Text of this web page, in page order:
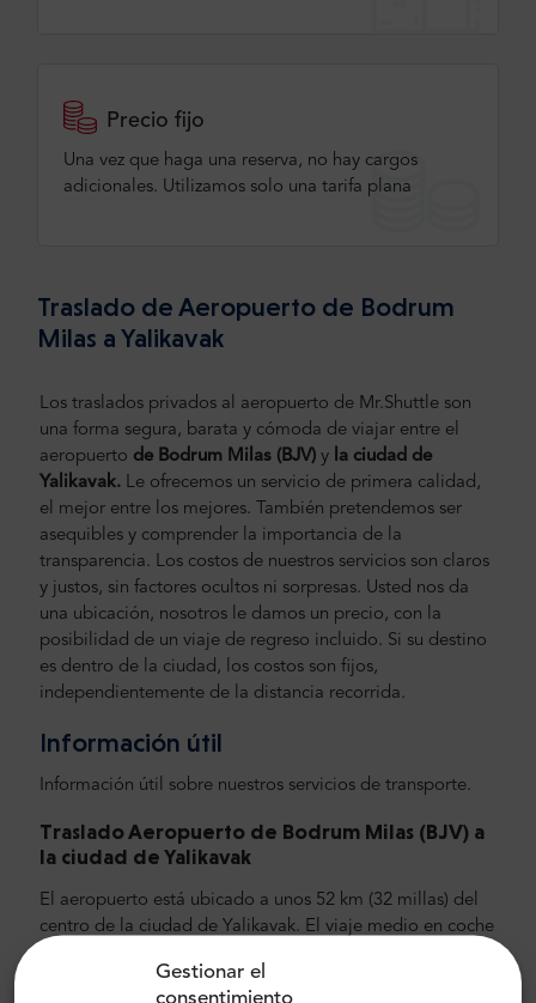
Gestionar el
consentimiento
Precio fijo
Una vez que haga una reserva, no hay cargos
adicionales. Utilizamos solo una tarifa plana
Traslado de Aeropuerto de Bodrum
Milas a Yalikavak
Los traslados privados al aeropuerto de Mr.Shuttle son
una forma segura, barata y cómoda de viajar entre el
aeropuerto de Bodrum Milas (BJV) y la ciudad de
Yalikavak. Le ofrecemos un servicio de primera calidad,
el mejor entre los mejores. También pretendemos ser
asequibles y comprender la importancia de la
transparencia. Los costos de nuestros servicios son claros
y justos, sin factores ocultos ni sorpresas. Usted nos da
una ubicación, nosotros le damos un precio, con la
posibilidad de un viaje de regreso incluido. Si su destino
es dentro de la ciudad, los costos son fijos,
independientemente de la distancia recorrida.
Información útil
Información útil sobre nuestros servicios de transporte.
Traslado Aeropuerto de Bodrum Milas (BJV) a
la ciudad de Yalikavak
El aeropuerto está ubicado a unos 52 km (32 millas) del
centro de la ciudad de Yalikavak. El viaje medio en coche
unos 51 minutos.Recomendamos elegir un coche, y aún